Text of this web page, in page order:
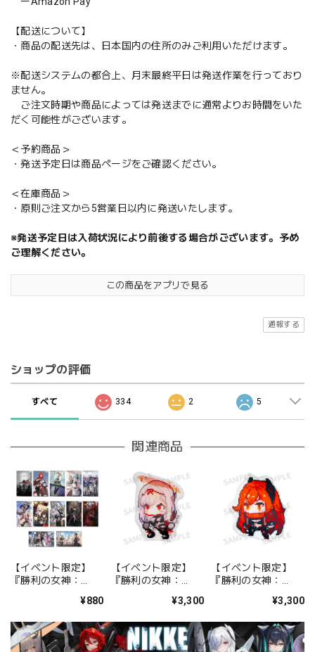
【配送について】
・商品の配送先は、日本国内の住所のみご利用いただけます。
※配送システムの都合上、月末最終平日は発送作業を行っており
ません。
ご注文時期や商品によっては発送までに通常よりお時間をいた
だく可能性がございます。
＜予約商品＞
・発送予定日は商品ページをご確認ください。
＜在庫商品＞
・原則ご注文から5営業日以内に発送いたします。
※発送予定日は入荷状況により前後する場合がございます。予め
ご理解ください。
この商品をアプリで見る
通報する
ショップの評価
すべて 334 2 5
関連商品
【イベント限定】
『勝利の女神：
ングポスター 全12
¥880
【イベント限定】
『勝利の女神：
クッション 紅蓮¥3,300
【イベント限定】
『勝利の女神：
クッション レッドフ
¥3,300